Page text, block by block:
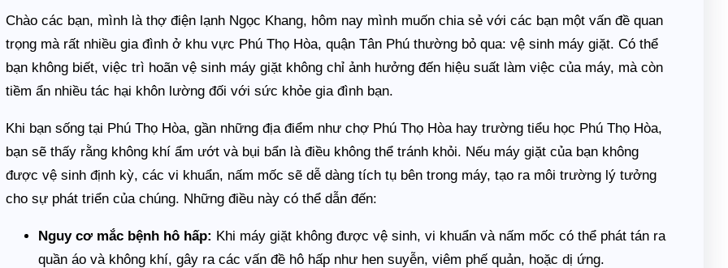
Chào các bạn, mình là thợ điện lạnh Ngọc Khang, hôm nay mình muốn chia sẻ với các bạn một vấn đề quan
trọng mà rất nhiều gia đình ở khu vực Phú Thọ Hòa, quận Tân Phú thường bỏ qua: vệ sinh máy giặt. Có thể
bạn không biết, việc trì hoãn vệ sinh máy giặt không chỉ ảnh hưởng đến hiệu suất làm việc của máy, mà còn
tiềm ẩn nhiều tác hại khôn lường đối với sức khỏe gia đình bạn.
Khi bạn sống tại Phú Thọ Hòa, gần những địa điểm như chợ Phú Thọ Hòa hay trường tiểu học Phú Thọ Hòa,
bạn sẽ thấy rằng không khí ẩm ướt và bụi bẩn là điều không thể tránh khỏi. Nếu máy giặt của bạn không
được vệ sinh định kỳ, các vi khuẩn, nấm mốc sẽ dễ dàng tích tụ bên trong máy, tạo ra môi trường lý tưởng
cho sự phát triển của chúng. Những điều này có thể dẫn đến:
Nguy cơ mắc bệnh hô hấp: Khi máy giặt không được vệ sinh, vi khuẩn và nấm mốc có thể phát tán ra
quần áo và không khí, gây ra các vấn đề hô hấp như hen suyễn, viêm phế quản, hoặc dị ứng.